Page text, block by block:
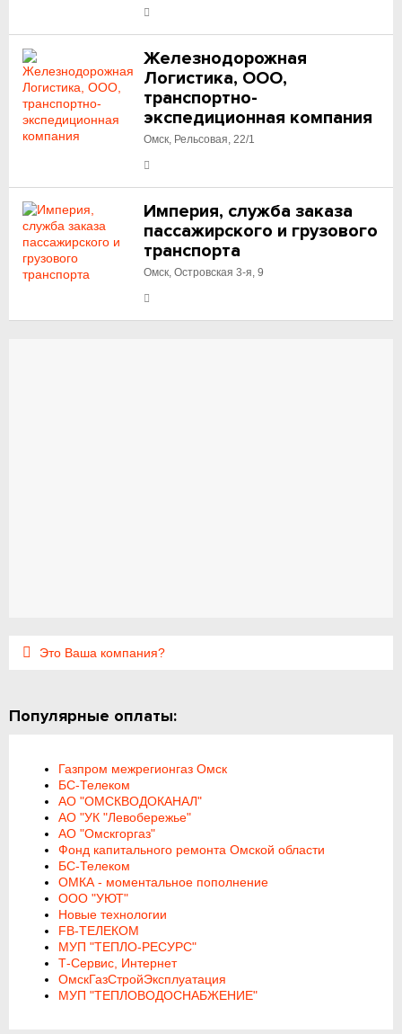
Железнодорожная
Логистика, ООО,
транспортно-
экспедиционная компания
Омск, Рельсовая, 22/1
Империя, служба заказа
пассажирского и грузового
транспорта
Омск, Островская 3-я, 9
Это Ваша компания?
Популярные оплаты:
Газпром межрегионгаз Омск
БС-Телеком
АО "ОМСКВОДОКАНАЛ"
АО "УК "Левобережье"
АО "Омскгоргаз"
Фонд капитального ремонта Омской области
БС-Телеком
ОМКА - моментальное пополнение
ООО "УЮТ"
Новые технологии
FB-ТЕЛЕКОМ
МУП "ТЕПЛО-РЕСУРС"
Т-Сервис, Интернет
ОмскГазСтройЭксплуатация
МУП "ТЕПЛОВОДОСНАБЖЕНИЕ"